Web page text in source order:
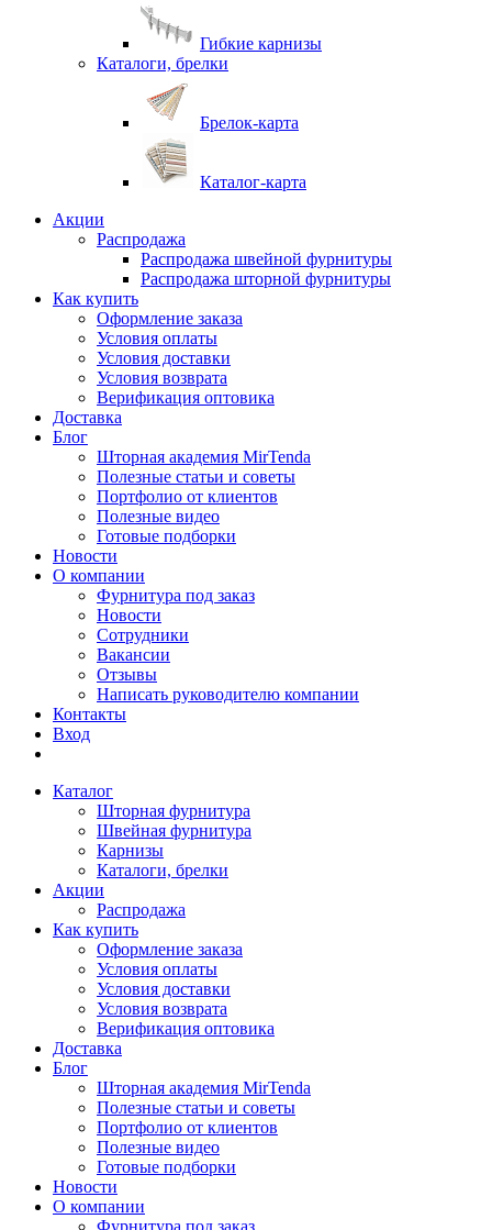
Гибкие карнизы
Каталоги, брелки
Брелок-карта
Каталог-карта
Акции
Распродажа
Распродажа швейной фурнитуры
Распродажа шторной фурнитуры
Как купить
Оформление заказа
Условия оплаты
Условия доставки
Условия возврата
Верификация оптовика
Доставка
Блог
Шторная академия MirTenda
Полезные статьи и советы
Портфолио от клиентов
Полезные видео
Готовые подборки
Новости
О компании
Фурнитура под заказ
Новости
Сотрудники
Вакансии
Отзывы
Написать руководителю компании
Контакты
Вход
Каталог
Шторная фурнитура
Швейная фурнитура
Карнизы
Каталоги, брелки
Акции
Распродажа
Как купить
Оформление заказа
Условия оплаты
Условия доставки
Условия возврата
Верификация оптовика
Доставка
Блог
Шторная академия MirTenda
Полезные статьи и советы
Портфолио от клиентов
Полезные видео
Готовые подборки
Новости
О компании
Фурнитура под заказ